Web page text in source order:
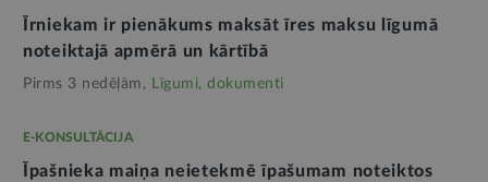
Īrniekam ir pienākums maksāt īres maksu līgumā
noteiktajā apmērā un kārtībā
Pirms 3 nedēļām, Līgumi, dokumenti
E-KONSULTĀCIJA
Īpašnieka maiņa neietekmē īpašumam noteiktos